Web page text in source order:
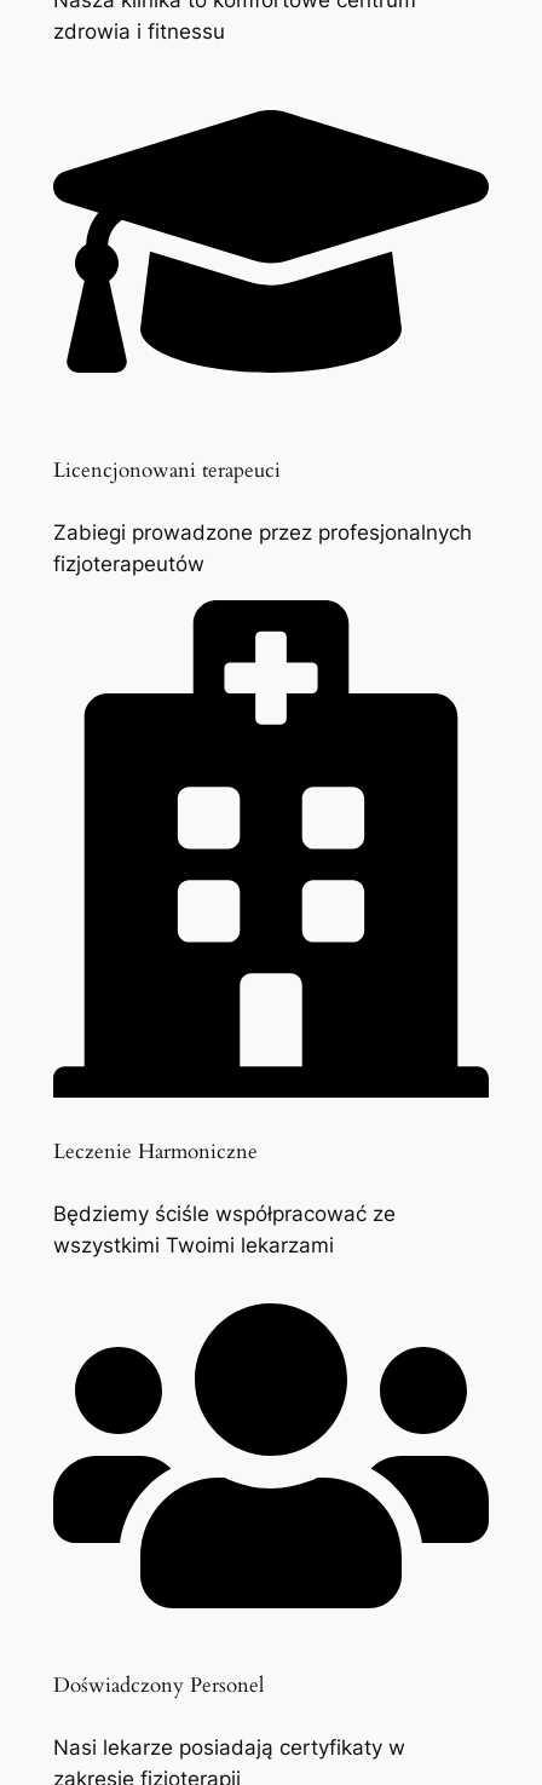
zdrowia i fitnessu
Licencjonowani terapeuci
Zabiegi prowadzone przez profesjonalnych
fizjoterapeutów
Leczenie Harmoniczne
Będziemy ściśle współpracować ze
wszystkimi Twoimi lekarzami
Doświadczony Personel
Nasi lekarze posiadają certyfikaty w
zakresie fizjoterapii